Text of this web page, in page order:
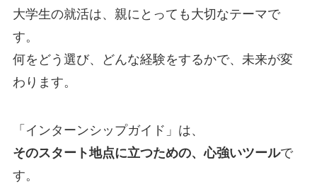
大学生の就活は、親にとっても大切なテーマで
す。
何をどう選び、どんな経験をするかで、未来が変
わります。
「インターンシップガイド」は、
そのスタート地点に立つための、心強いツールで
す。